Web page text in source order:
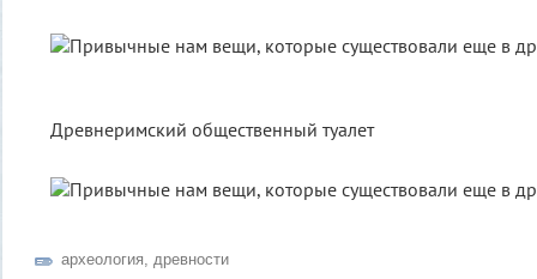
Древнеримский общественный туалет
археология, древности